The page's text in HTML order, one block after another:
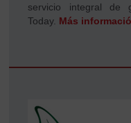
servicio integral de
Today. Más